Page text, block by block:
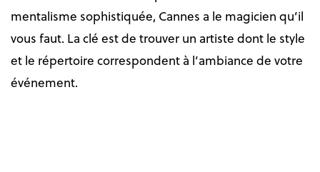
mentalisme sophistiquée, Cannes a le magicien qu’il
vous faut. La clé est de trouver un artiste dont le style
et le répertoire correspondent à l’ambiance de votre
événement.